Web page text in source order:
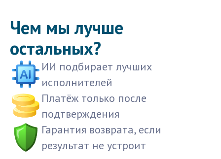
Чем мы лучше
остальных?
ИИ подбирает лучших
исполнителей
Платёж только после
подтверждения
Гарантия возврата, если
результат не устроит